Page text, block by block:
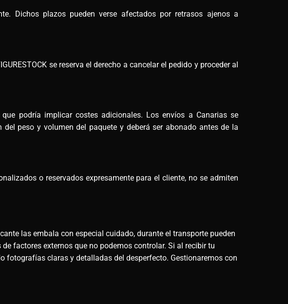
Dichos plazos pueden verse afectados por retrasos ajenos a
se reserva el derecho a cancelar el pedido y proceder al
podría implicar costes adicionales. Los envíos a Canarias se
peso y volumen del paquete y deberá ser abonado antes de la
o reservados expresamente para el cliente, no se admiten
las embala con especial cuidado, durante el transporte pueden
factores externos que no podemos controlar. Si al recibir tu
fotografías claras y detalladas del desperfecto. Gestionaremos con